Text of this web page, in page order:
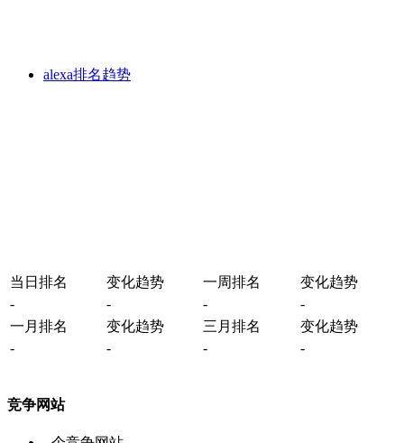
alexa排名趋势
当日排名 变化趋势 一周排名
变化趋势
-
- -
-
一月排名
变化趋势 三月排名
变化趋势
-
- - -
竞争网站